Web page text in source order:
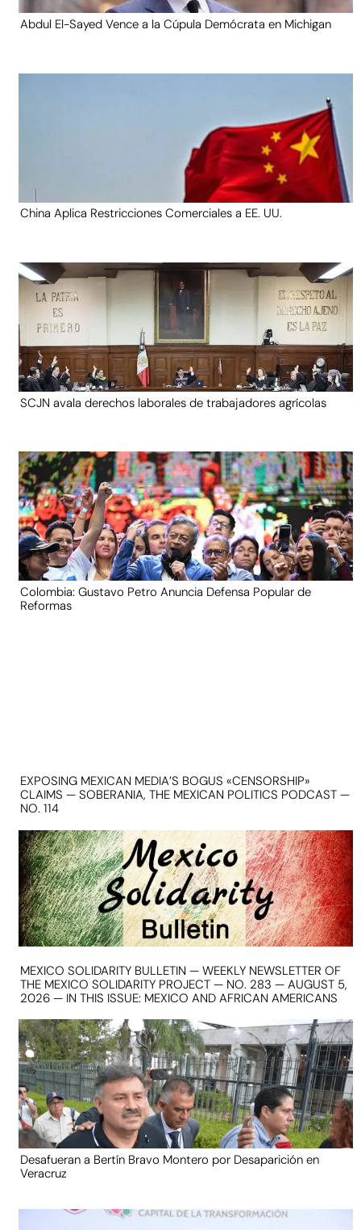
Abdul El-Sayed Vence a la Cúpula Demócrata en Michigan
China Aplica Restricciones Comerciales a EE. UU.
SCJN avala derechos laborales de trabajadores agrícolas
Colombia: Gustavo Petro Anuncia Defensa Popular de
Reformas
EXPOSING MEXICAN MEDIA’S BOGUS «CENSORSHIP»
CLAIMS — SOBERANIA, THE MEXICAN POLITICS PODCAST —
NO. 114
MEXICO SOLIDARITY BULLETIN — WEEKLY NEWSLETTER OF
THE MEXICO SOLIDARITY PROJECT — NO. 283 — AUGUST 5,
2026 — IN THIS ISSUE: MEXICO AND AFRICAN AMERICANS
Desafueran a Bertín Bravo Montero por Desaparición en
Veracruz